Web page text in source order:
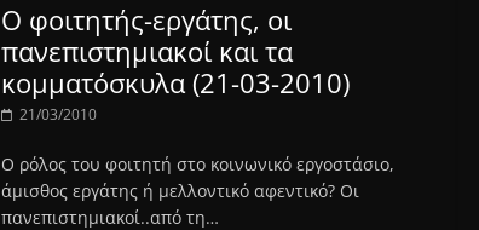
Ο φοιτητής-εργάτης, οι
πανεπιστημιακοί και τα
κομματόσκυλα (21-03-2010)
21/03/2010
Ο ρόλος του φοιτητή στο κοινωνικό εργοστάσιο,
άμισθος εργάτης ή μελλοντικό αφεντικό? Οι
πανεπιστημιακοί..από τη…